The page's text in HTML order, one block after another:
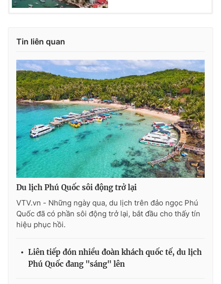
Ðiện thoại Thời báo VTV:024.66 897 897
® Cấm sao chép dưới mọi hình thức nếu không có sự chấp
thuận bằng văn bản. Ghi rõ nguồn VTV.vn khi phát hành lại
thông tin từ website này.
Tin liên quan
Du lịch Phú Quốc sôi động trở lại
VTV.vn - Những ngày qua, du lịch trên đảo ngọc Phú
Quốc đã có phần sôi động trở lại, bắt đầu cho thấy tín
hiệu phục hồi.
Liên tiếp đón nhiều đoàn khách quốc tế, du lịch
Phú Quốc đang "sáng" lên